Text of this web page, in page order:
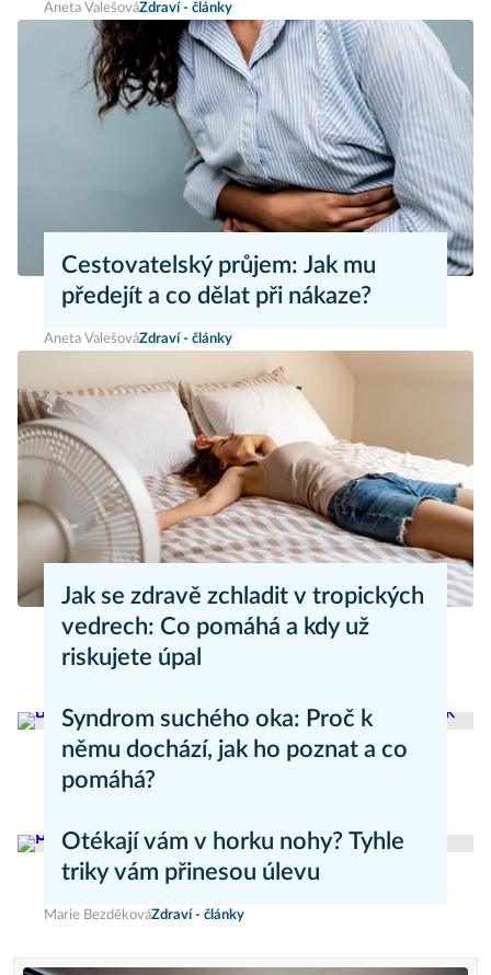
Aneta ValešováZdraví - články
Cestovatelský průjem: Jak mu
předejít a co dělat při nákaze?
Aneta ValešováZdraví - články
Jak se zdravě zchladit v tropických
vedrech: Co pomáhá a kdy už
riskujete úpal
Syndrom suchého oka: Proč k
němu dochází, jak ho poznat a co
pomáhá?
Otékají vám v horku nohy? Tyhle
triky vám přinesou úlevu
Marie BezděkováZdraví - články